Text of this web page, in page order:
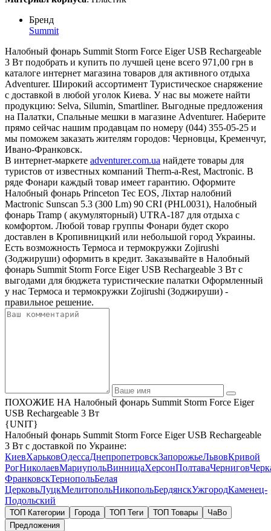
Бренд
Summit
Налобный фонарь Summit Storm Force Eiger USB Rechargeable
3 Вт подобрать и купить по лучшей цене всего 971,00 грн в
каталоге интернет магазина товаров для активного отдыха
Adventurer. Широкий ассортимент Туристическое снаряжение
с доставкой в любой уголок Киева. У нас вы можете найти
продукцию: Selva, Silumin, Smartliner. Выгодные предложения
на Палатки, Спальные мешки в магазине Adventurer. Наберите
прямо сейчас нашим продавцам по номеру (044) 355-05-25 и
мы поможем заказать жителям городов: Черновцы, Кременчуг,
Ивано-Франковск.
В интернет-маркете adventurer.com.ua найдете товары для
туристов от известных компаний Therm-a-Rest, Mactronic. В
ряде Фонари каждый товар имеет гарантию. Оформите
Налобный фонарь Princeton Tec EOS, Ліхтар налобний
Mactronic Sunscan 5.3 (300 Lm) 90 CRI (PHL0031), Налобный
фонарь Tramp ( акумуляторный) UTRA-187 для отдыха с
комфортом. Любой товар группы Фонари будет скоро
доставлен в Кропивницкий или небольшой город Украины.
Есть возможность Термоса и термокружки Zojirushi
(Зоджируши) оформить в кредит. Заказывайте в Налобный
фонарь Summit Storm Force Eiger USB Rechargeable 3 Вт с
выгодами для бюджета туристические палатки Оформленный
у нас Термоса и термокружки Zojirushi (Зоджируши) -
правильное решение.
ПОХОЖИЕ НА Налобный фонарь Summit Storm Force Eiger
USB Rechargeable 3 Вт
{UNIT}
Налобный фонарь Summit Storm Force Eiger USB Rechargeable
3 Вт с доставкой по Украине:
КиевХарьковОдессаДнепропетровскЗапорожьеЛьвовКривой
РогНиколаевМариупольВинницаХерсонПолтаваЧернигов
ФранковскТернопольБелая
ЦерковьЛуцкМелитопольНикопольБердянскУжгородКаменец-
Подольский
ТОП Категории Города ТОП Теги ТОП Товары
ЧаВо
Предложения